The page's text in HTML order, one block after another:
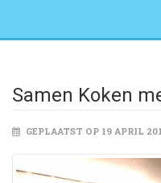
Samen Koken
GEPLAATST OP 19 APRIL